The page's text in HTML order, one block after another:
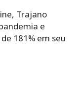
Trajano
e
181% em seu